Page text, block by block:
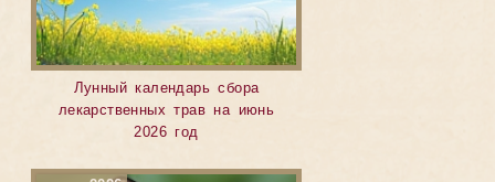
Лунный календарь сбора
лекарственных трав на июнь
2026 год